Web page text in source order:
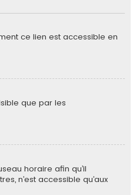
ce lien est accessible en
que par les
horaire afin qu’il
n’est accessible qu’aux